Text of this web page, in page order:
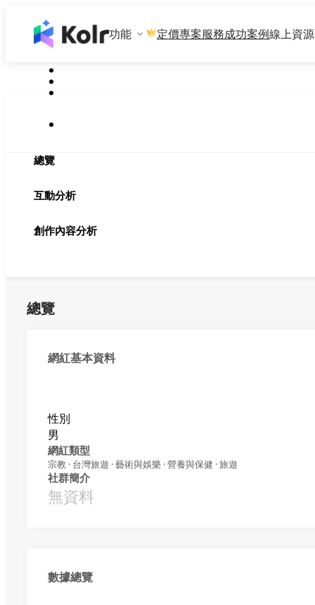
功能 定價專案服務成功案例線上資源
總覽
互動分析
創作內容分析
總覽
網紅基本資料
性別
男
網紅類型
宗教 · 台灣旅遊 · 藝術與娛樂 · 營養與保健 · 旅遊
社群簡介
無資料
數據總覽